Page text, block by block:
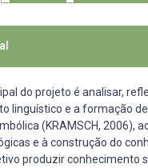
do projeto é analisar,
linguístico e a formação
(KRAMSCH, 2006),
e à construção do
produzir conhecimento